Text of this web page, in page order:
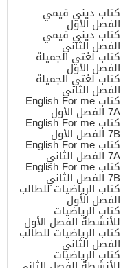
كتاب ديني قيمي
الفصل الأول
كتاب ديني قيمي
الفصل الثاني
كتاب لغتي الجميلة
الفصل الأول
كتاب لغتي الجميلة
الفصل الثاني
كتاب English For me
7A الفصل الأول
كتاب English For me
7B الفصل الأول
كتاب English For me
7A الفصل الثاني
كتاب English For me
7B الفصل الثاني
كتاب الرياضيات للطالب
الفصل الأول
كتاب الرياضيات
للأنشطة الفصل الأول
كتاب الرياضيات للطالب
الفصل الثاني
كتاب الرياضيات